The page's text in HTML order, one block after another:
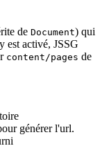
de Document) qui
est activé, JSSG
content/pages de
générer l'url.